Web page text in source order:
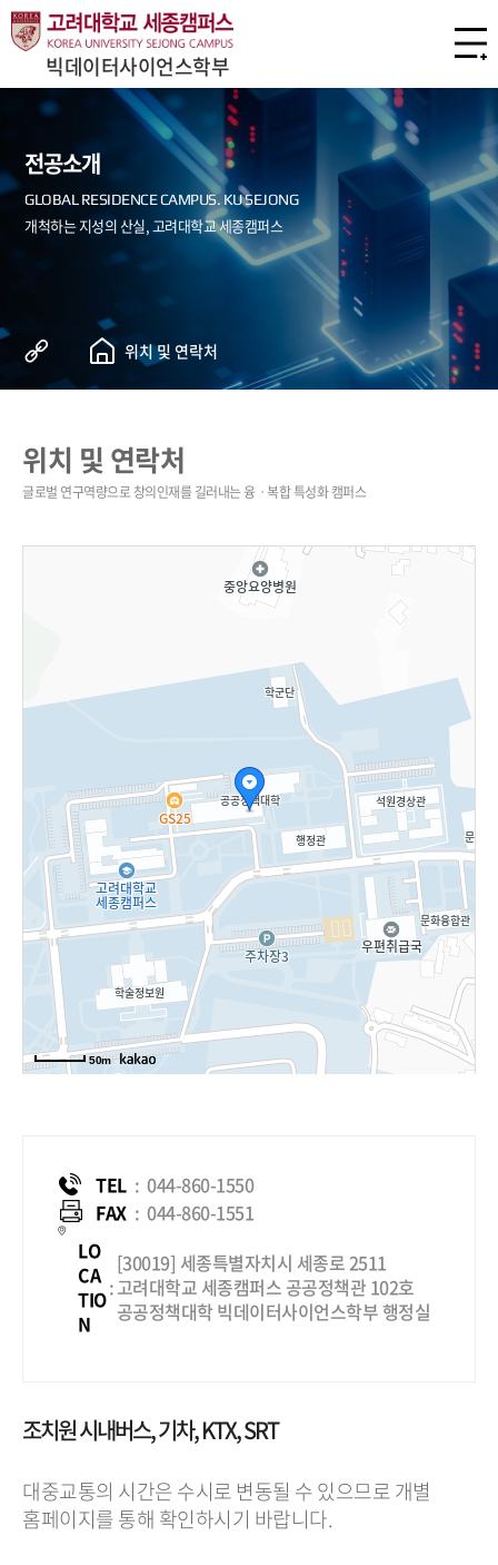
빅데이터사이언스학부
전공소개
위치 및 연락처
위치 및 연락처
50m
TEL: 044-860-1550
FAX: 044-860-1551
LO
CA
TIO
N
:
[30019] 세종특별자치시 세종로 2511
고려대학교 세종캠퍼스 공공정책관 102호
공공정책대학 빅데이터사이언스학부 행정실
조치원 시내버스, 기차, KTX, SRT
대중교통의 시간은 수시로 변동될 수 있으므로 개별
홈페이지를 통해 확인하시기 바랍니다.